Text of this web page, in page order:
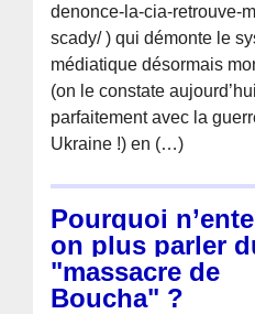
denonce-la-cia-retrouve-
scady/ ) qui démonte le
médiatique désormais
(on le constate aujourd’hui
parfaitement avec la
Ukraine !) en (…)
Pourquoi
on plus parler
"massacre de
Boucha" ?